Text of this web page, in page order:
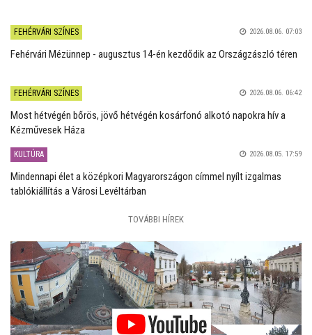
FEHÉRVÁRI SZÍNES 2026.08.06. 07:03
Fehérvári Mézünnep - augusztus 14-én kezdődik az Országzászló téren
FEHÉRVÁRI SZÍNES 2026.08.06. 06:42
Most hétvégén bőrös, jövő hétvégén kosárfonó alkotó napokra hív a
Kézművesek Háza
KULTÚRA 2026.08.05. 17:59
Mindennapi élet a középkori Magyarországon címmel nyílt izgalmas
tablókiállítás a Városi Levéltárban
TOVÁBBI HÍREK